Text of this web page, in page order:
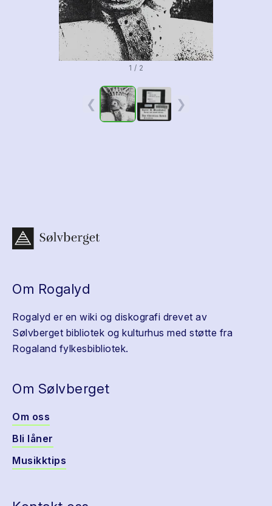
1 / 2
❮ ❯
Om Rogalyd
Rogalyd er en wiki og diskografi drevet av
Sølvberget bibliotek og kulturhus med støtte fra
Rogaland fylkesbibliotek.
Om Sølvberget
Om oss
Bli låner
Musikktips